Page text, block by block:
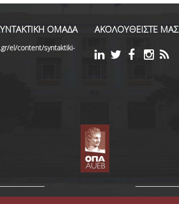
ΟΜΑΔΑ
el/content/syntaktiki-
ΑΚΟΛΟΥΘΕΙΣΤΕ ΜΑΣ